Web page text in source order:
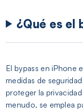
¿Qué es el
El bypass en iPhone
medidas de
proteger la
menudo, se emplea